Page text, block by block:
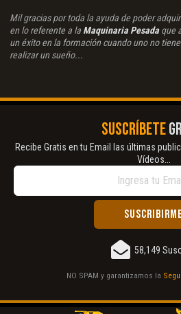
Mil gracias por toda la ayuda de poder
en lo referente a la Maquinaria Pesadaque
un éxito en la formación cuando uno no
realizar un sueño...
SUSCRÍBETE
Recibe Gratis en tu Email las últimas
Vídeos...
58,149
NO SPAM y garantizamos la